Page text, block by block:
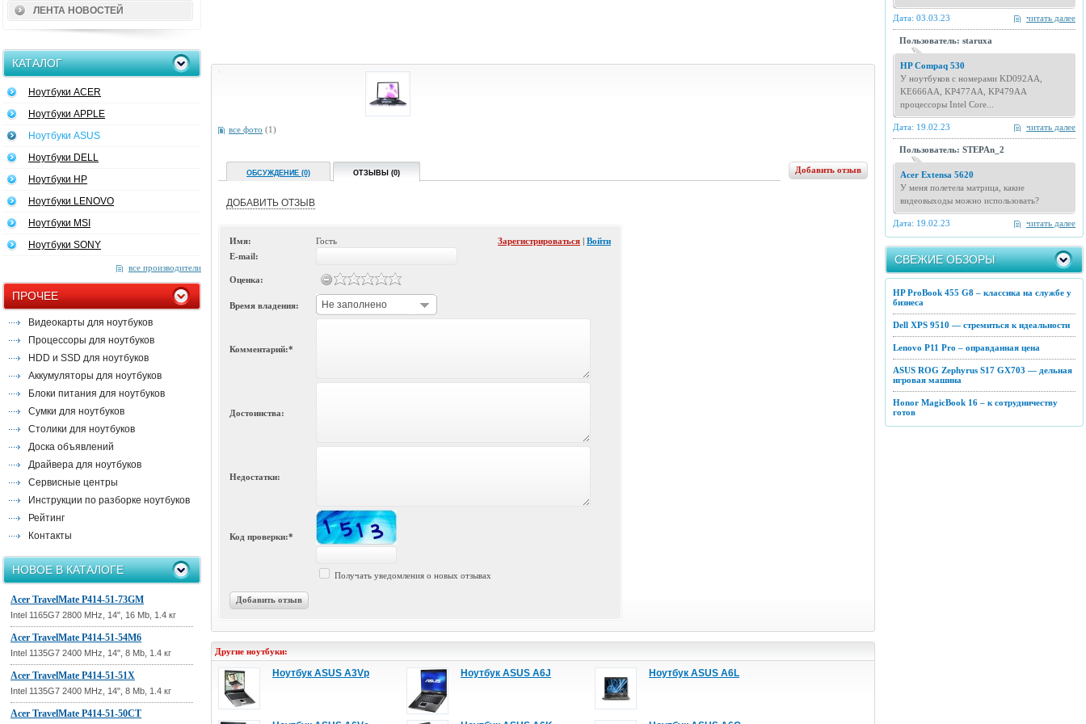
ЛЕНТА НОВОСТЕЙ
КАТАЛОГ
Ноутбуки ACER
Ноутбуки APPLE
Ноутбуки ASUS
Ноутбуки DELL
Ноутбуки HP
Ноутбуки LENOVO
Ноутбуки MSI
Ноутбуки SONY
все производители
ПРОЧЕЕ
Видеокарты для ноутбуков
Процессоры для ноутбуков
HDD и SSD для ноутбуков
Аккумуляторы для ноутбуков
Блоки питания для ноутбуков
Сумки для ноутбуков
Столики для ноутбуков
Доска объявлений
Драйвера для ноутбуков
Сервисные центры
Инструкции по разборке ноутбуков
Рейтинг
Контакты
НОВОЕ В КАТАЛОГЕ
Acer TravelMate P414-51-73GM
Intel 1165G7 2800 MHz, 14", 16 Mb, 1.4 кг
Acer TravelMate P414-51-54M6
Intel 1135G7 2400 MHz, 14", 8 Mb, 1.4 кг
Acer TravelMate P414-51-51X
Intel 1135G7 2400 MHz, 14", 8 Mb, 1.4 кг
Acer TravelMate P414-51-50CT
все фото (1)
ОБСУЖДЕНИЕ (0) ОТЗЫВЫ (0) Добавить отзыв
ДОБАВИТЬ ОТЗЫВ
Имя: Гость Зарегистрироваться | Войти
E-mail:
Оценка:
Время владения: Не заполнено
Комментарий:*
Достоинства:
Недостатки:
Код проверки:*
Получать уведомления о новых отзывах
Добавить отзыв
Другие ноутбуки:
Ноутбук ASUS A3Vp Ноутбук ASUS A6J Ноутбук ASUS A6L
читать далее
Дата: 03.03.23
Пользователь: staruxa
HP Compaq 530
У ноутбуков с номерами KD092AA,
KE666AA, KP477AA, KP479AA
процессоры Intel Core...
читать далее
Дата: 19.02.23
Пользователь: STEPAn_2
Acer Extensa 5620
У меня полетела матрица, какие
видеовыходы можно использовать?
читать далее
Дата: 19.02.23
СВЕЖИЕ ОБЗОРЫ
HP ProBook 455 G8 – классика на службе у
бизнеса
Dell XPS 9510 — стремиться к идеальности
Lenovo P11 Pro – оправданная цена
ASUS ROG Zephyrus S17 GX703 — дельная
игровая машина
Honor MagicBook 16 – к сотрудничеству
готов